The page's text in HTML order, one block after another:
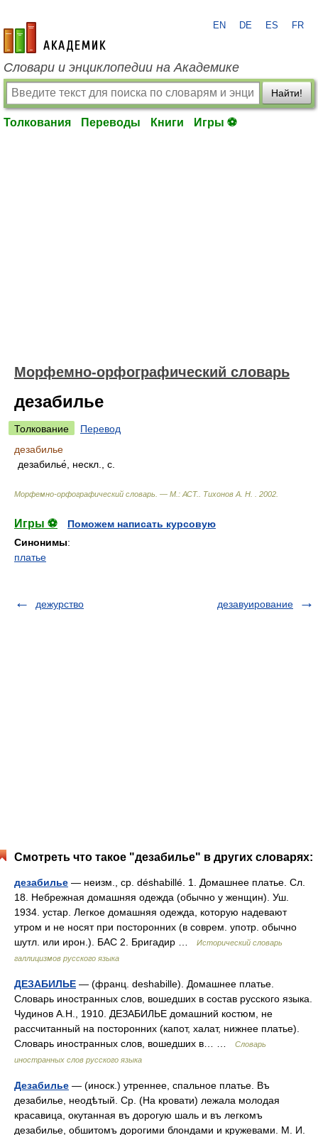
academic.ru
EN DE ES FR
Словари и энциклопедии на Академике
Найти!
Толкования Переводы Книги Игры ⚽
Морфемно-орфографический словарь
дезабилье
Толкование
Перевод
дезабилье
дезабилье́, нескл., с.
Морфемно-орфографический словарь. — М.: АСТ. Тихонов А. Н. 2002
Игры ⚽
Поможем написать курсовую
Синонимы:
платье
дежурство дезавуирование
Смотреть что такое "дезабилье" в других словарях:
дезабилье — неизм., ср. déshabillé. 1. Домашнее платье. Сл.
18. Небрежная домашняя одежда (обычно у женщин). Уш.
1934. устар. Легкое домашняя одежда, которую надевают
утром и не носят при посторонних (в соврем. употр. обычно
шутл. или ирон.). БАС 2. Бригадир …
Исторический словарь
галлицизмов русского языка
ДЕЗАБИЛЬЕ — (франц. deshabille). Домашнее платье.
Словарь иностранных слов, вошедших в состав русского языка.
Чудинов А.Н., 1910. ДЕЗАБИЛЬЕ домашний костюм, не
рассчитанный на посторонних (капот, халат, нижнее платье).
Словарь иностранных слов, вошедших в… …
Словарь
иностранных слов русского языка
Дезабилье — (иноск.) утреннее, спальное платье. Въ
дезабилье, неодѣтый. Ср. (На кровати) лежала молодая
красавица, окутанная въ дорогую шаль и въ легкомъ
дезабилье, обшитомъ дорогими блондами и кружевами. М. И.